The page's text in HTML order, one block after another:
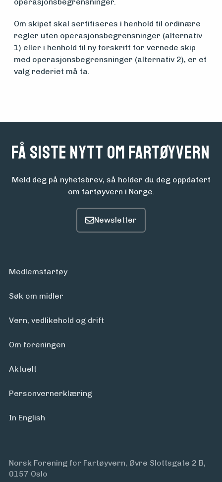
Om skipet skal sertifiseres i henhold til ordinære
regler uten operasjonsbegrensninger (alternativ
1) eller i henhold til ny forskrift for vernede skip
med operasjonsbegrensninger (alternativ 2), er et
valg rederiet må ta.
Få siste nytt om fartøyvern
Meld deg på nyhetsbrev, så holder du deg oppdatert
om fartøyvern i Norge.
Medlemsfartøy
Søk om midler
Vern, vedlikehold og drift
Om foreningen
Aktuelt
Personvern­erklæring
In English
Norsk Forening for Fartøyvern, Øvre Slottsgate 2 B,
0157 Oslo